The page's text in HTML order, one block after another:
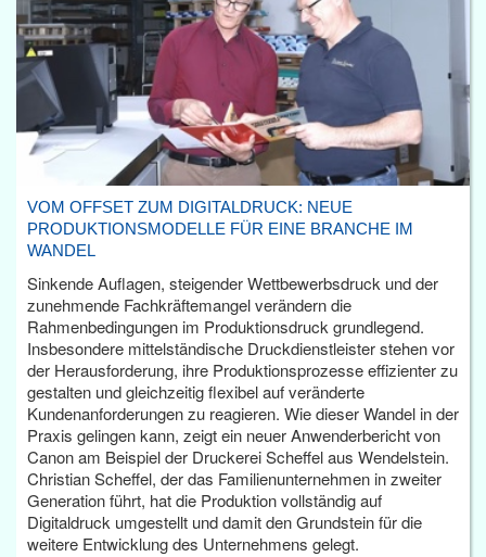
VOM OFFSET ZUM DIGITALDRUCK: NEUE
PRODUKTIONSMODELLE FÜR EINE BRANCHE IM
WANDEL
Sinkende Auflagen, steigender Wettbewerbsdruck und der
zunehmende Fachkräftemangel verändern die
Rahmenbedingungen im Produktionsdruck grundlegend.
Insbesondere mittelständische Druckdienstleister stehen vor
der Herausforderung, ihre Produktionsprozesse effizienter zu
gestalten und gleichzeitig flexibel auf veränderte
Kundenanforderungen zu reagieren. Wie dieser Wandel in der
Praxis gelingen kann, zeigt ein neuer Anwenderbericht von
Canon am Beispiel der Druckerei Scheffel aus Wendelstein.
Christian Scheffel, der das Familienunternehmen in zweiter
Generation führt, hat die Produktion vollständig auf
Digitaldruck umgestellt und damit den Grundstein für die
weitere Entwicklung des Unternehmens gelegt.